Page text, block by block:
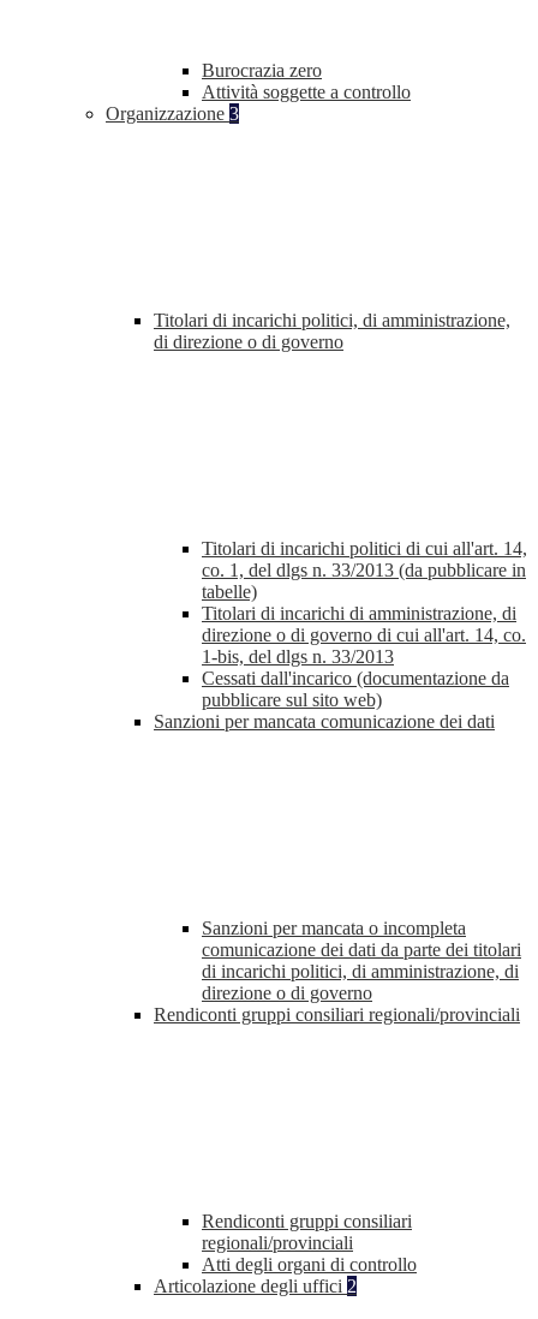
Burocrazia zero
Attività soggette a controllo
Organizzazione 3
Titolari di incarichi politici, di amministrazione,
di direzione o di governo
Titolari di incarichi politici di cui all'art. 14,
co. 1, del dlgs n. 33/2013 (da pubblicare in
tabelle)
Titolari di incarichi di amministrazione, di
direzione o di governo di cui all'art. 14, co.
1-bis, del dlgs n. 33/2013
Cessati dall'incarico (documentazione da
pubblicare sul sito web)
Sanzioni per mancata comunicazione dei dati
Sanzioni per mancata o incompleta
comunicazione dei dati da parte dei titolari
di incarichi politici, di amministrazione, di
direzione o di governo
Rendiconti gruppi consiliari regionali/provinciali
Rendiconti gruppi consiliari
regionali/provinciali
Atti degli organi di controllo
Articolazione degli uffici 2